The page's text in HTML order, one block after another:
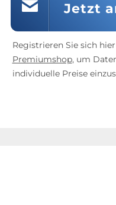
Jetzt
Registrieren Sie sich
Premiumshop, um
individuelle Preise